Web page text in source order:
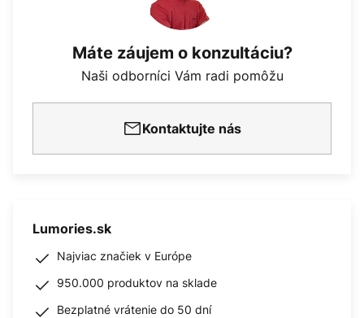
Máte záujem o konzultáciu?
Naši odborníci Vám radi pomôžu
Kontaktujte nás
Lumories.sk
Najviac značiek v Európe
950.000 produktov na sklade
Bezplatné vrátenie do 50 dní